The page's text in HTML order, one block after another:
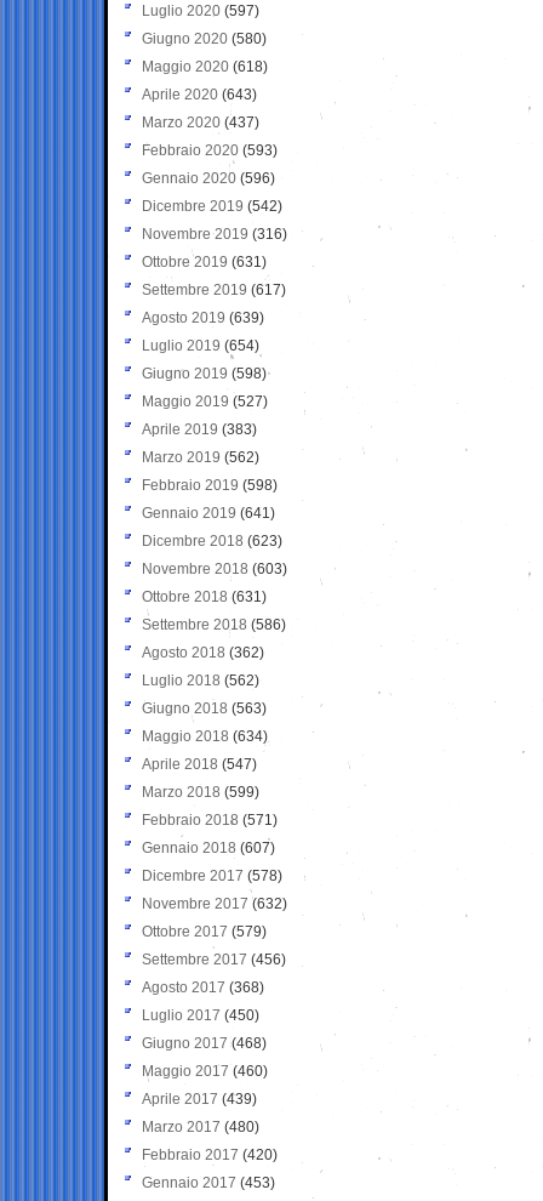
Luglio 2020 (597)
Giugno 2020 (580)
Maggio 2020 (618)
Aprile 2020 (643)
Marzo 2020 (437)
Febbraio 2020 (593)
Gennaio 2020 (596)
Dicembre 2019 (542)
Novembre 2019 (316)
Ottobre 2019 (631)
Settembre 2019 (617)
Agosto 2019 (639)
Luglio 2019 (654)
Giugno 2019 (598)
Maggio 2019 (527)
Aprile 2019 (383)
Marzo 2019 (562)
Febbraio 2019 (598)
Gennaio 2019 (641)
Dicembre 2018 (623)
Novembre 2018 (603)
Ottobre 2018 (631)
Settembre 2018 (586)
Agosto 2018 (362)
Luglio 2018 (562)
Giugno 2018 (563)
Maggio 2018 (634)
Aprile 2018 (547)
Marzo 2018 (599)
Febbraio 2018 (571)
Gennaio 2018 (607)
Dicembre 2017 (578)
Novembre 2017 (632)
Ottobre 2017 (579)
Settembre 2017 (456)
Agosto 2017 (368)
Luglio 2017 (450)
Giugno 2017 (468)
Maggio 2017 (460)
Aprile 2017 (439)
Marzo 2017 (480)
Febbraio 2017 (420)
Gennaio 2017 (453)